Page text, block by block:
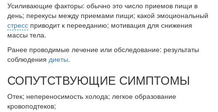
осложнений от...
Закон о праве родителей находиться с детьми в
реанимации внесен в Госдуму
законопроект внесен в
палату на
рассмотрение. Суть его
Усиливающие факторы: обычно это число приемов пищи в
день; переку­сы между приемами пищи; какой эмоциональный
стресс приводит к перееданию; мотивация для снижения
массы тела.
Ранее проводимые лечение или обследование: результаты
соблюдения диеты.
СОПУТСТВУЮЩИЕ СИМПТОМЫ
Отек; непереносимость холода; легкое образование
кровоподтеков;